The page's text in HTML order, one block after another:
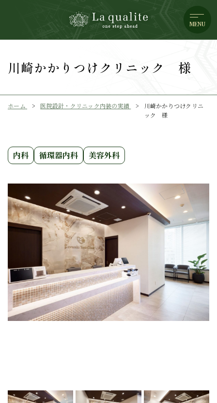
MENU
川崎かかりつけクリニック 様
ホーム 医院設計・クリニック内装の実績
川崎かかりつけクリニ
ック 様
内科 循環器内科 美容外科